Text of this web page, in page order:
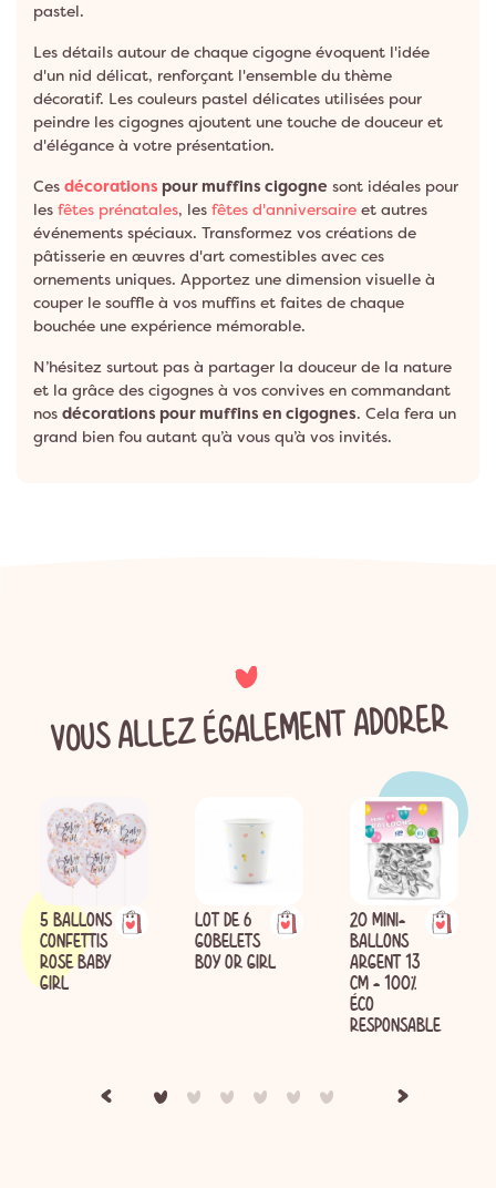
pastel.
Les détails autour de chaque cigogne évoquent l'idée
d'un nid délicat, renforçant l'ensemble du thème
décoratif. Les couleurs pastel délicates utilisées pour
peindre les cigognes ajoutent une touche de douceur et
d'élégance à votre présentation.
Ces décorations pour muffins cigogne sont idéales pour
les fêtes prénatales, les fêtes d'anniversaire et autres
événements spéciaux. Transformez vos créations de
pâtisserie en œuvres d'art comestibles avec ces
ornements uniques. Apportez une dimension visuelle à
couper le souffle à vos muffins et faites de chaque
bouchée une expérience mémorable.
N’hésitez surtout pas à partager la douceur de la nature
et la grâce des cigognes à vos convives en commandant
nos décorations pour muffins en cigognes. Cela fera un
grand bien fou autant qu’à vous qu’à vos invités.
VOUS ALLEZ ÉGALEMENT ADORER
5 BALLONS
CONFETTIS
ROSE BABY
GIRL
LOT DE 6
GOBELETS
BOY OR GIRL
20 MINI-
BALLONS
ARGENT 13
CM - 100%
ÉCO
RESPONSABLE